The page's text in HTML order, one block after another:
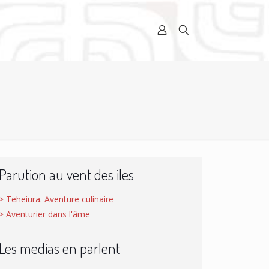
Parution au vent des iles
> Teheiura. Aventure culinaire
> Aventurier dans l'âme
Les medias en parlent